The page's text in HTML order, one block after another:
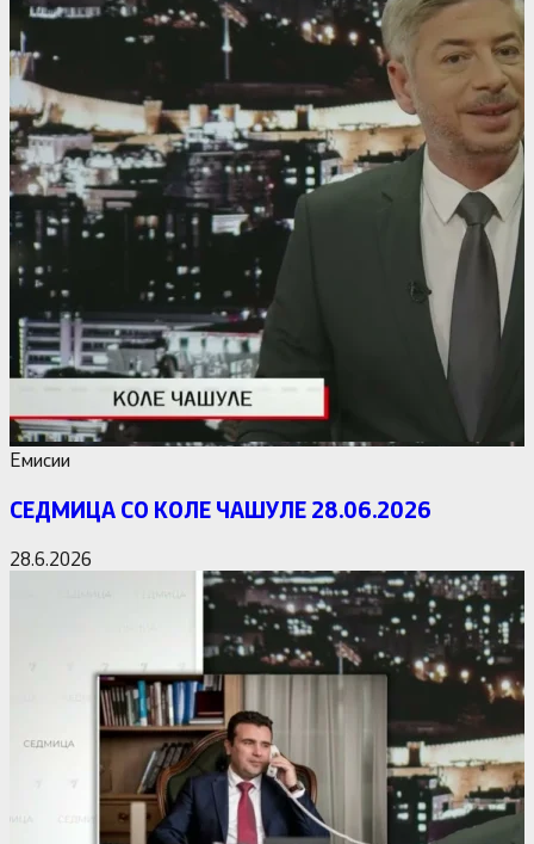
Емисии
СЕДМИЦА СО КОЛЕ ЧАШУЛЕ 28.06.2026
28.6.2026